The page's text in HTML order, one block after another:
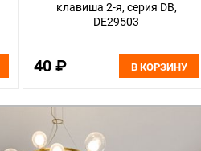
клавиша 2-я, серия DB,
DE29503
40 ₽ В КОРЗИНУ